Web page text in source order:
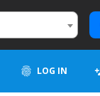
LOG IN